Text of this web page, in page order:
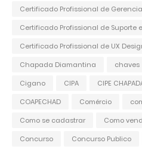
Certificado Profissional de
Certificado Profissional de Suporte
Certificado Profissional de UX
Chapada Diamantina
chaves
Cigano
CIPA CIPE
COAPECHAD
Comércio
Como se cadastrar
Como
Concurso
Concurso Publico